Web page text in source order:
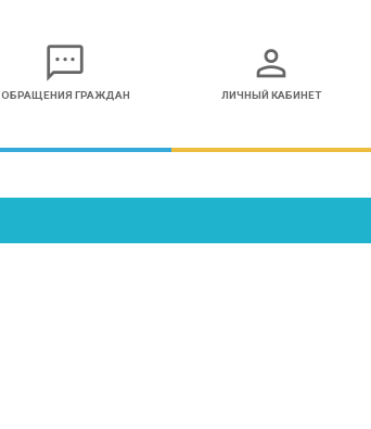
sms
ОБРАЩЕНИЯ ГРАЖДАН
person
ЛИЧНЫЙ КАБИНЕТ